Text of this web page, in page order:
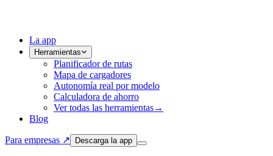
La app
Herramientas
Planificador de rutas
Mapa de cargadores
Autonomía real por modelo
Calculadora de ahorro
Ver todas las herramientas→
Blog
Para empresas ↗ Descarga la app